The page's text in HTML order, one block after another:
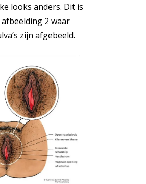
looks anders. Dit is
2 waar
zijn afgebeeld.